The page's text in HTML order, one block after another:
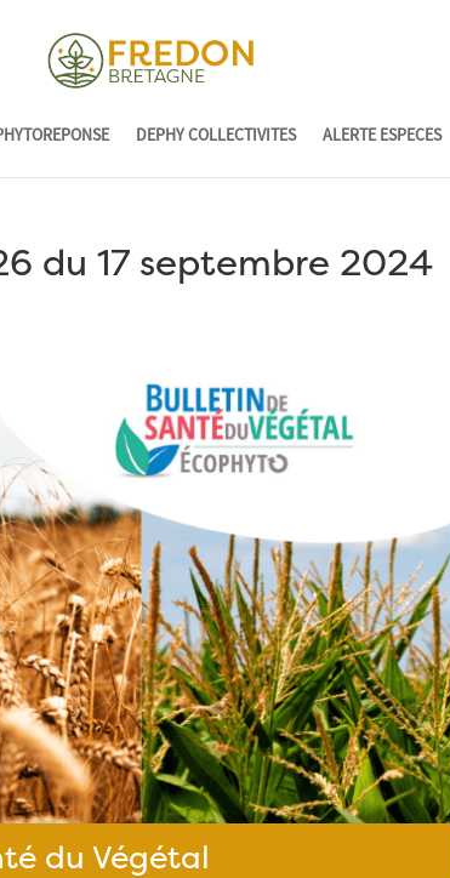
DEPHY COLLECTIVITES ALERTE ESPECES
du 17 septembre 2024
du Végétal